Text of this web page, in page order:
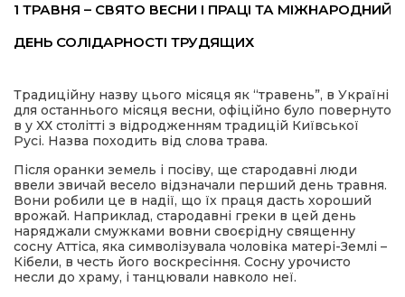
1 ТРАВНЯ – СВЯТО ВЕСНИ І ПРАЦІ ТА МІЖНАРОДНИЙ
ДЕНЬ СОЛІДАРНОСТІ ТРУДЯЩИХ
Традиційну назву цього місяця як “травень”, в Україні
для останнього місяця весни, офіційно було повернуто
в у ХХ столітті з відродженням традицій Київської
Русі. Назва походить від слова трава.
Після оранки земель і посіву, ще стародавні люди
ввели звичай весело відзначали перший день травня.
Вони робили це в надії, що їх праця дасть хороший
врожай. Наприклад, стародавні греки в цей день
наряджали смужками вовни своєрідну священну
сосну Аттіса, яка символізувала чоловіка матері-Землі –
Кібели, в честь його воскресіння. Сосну урочисто
несли до храму, і танцювали навколо неї.